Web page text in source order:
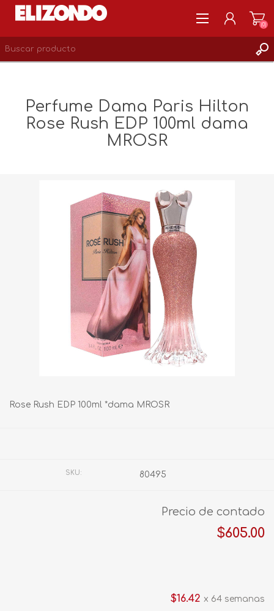
LISTA DE DESEOS 0
(0)
Perfume Dama Paris Hilton
Rose Rush EDP 100ml dama
MROSR
Rose Rush EDP 100ml *dama MROSR
SKU: 80495
Precio de contado
$605.00
$16.42 x 64 semanas